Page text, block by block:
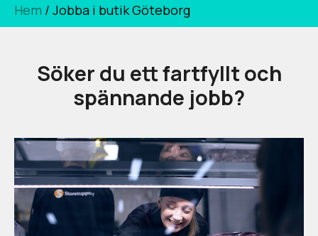
Hem / Jobba i butik Göteborg
Söker du ett fartfyllt och
spännande jobb?